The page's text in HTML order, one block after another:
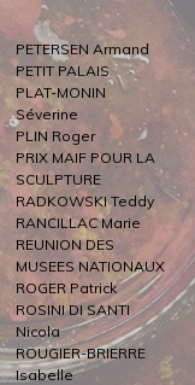
PETERSEN Armand
PETIT PALAIS
PLAT-MONIN
Séverine
PLIN Roger
PRIX MAIF POUR LA
SCULPTURE
RADKOWSKI Teddy
RANCILLAC Marie
REUNION DES
MUSEES NATIONAUX
ROGER Patrick
ROSINI DI SANTI
Nicola
ROUGIER-BRIERRE
Isabelle